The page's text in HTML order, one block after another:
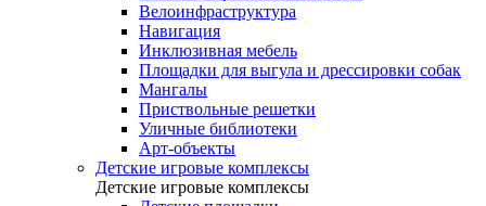
Велоинфраструктура
Навигация
Инклюзивная мебель
Площадки для выгула и дрессировки собак
Мангалы
Приствольные решетки
Уличные библиотеки
Арт-объекты
Детские игровые комплексы
Детские игровые комплексы